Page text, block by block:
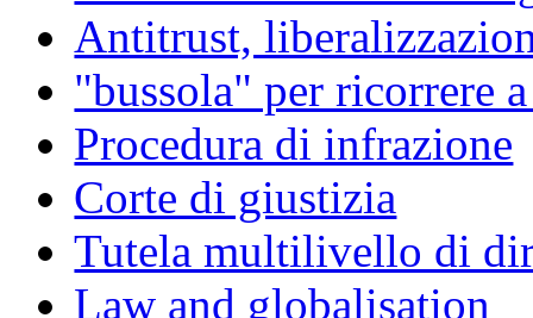
Antitrust,
"bussola" per ricorrere
Procedura di infrazione
Corte di giustizia
Tutela multilivello di
Law and globalisation